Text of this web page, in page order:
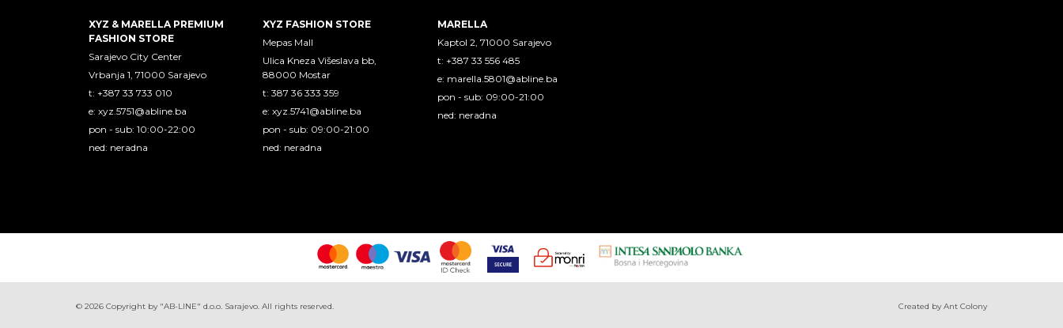
XYZ & MARELLA PREMIUM
FASHION STORE
Sarajevo City Center
Vrbanja 1, 71000 Sarajevo
t: +387 33 733 010
e: xyz.5751@abline.ba
pon - sub: 10:00-22:00
ned: neradna
XYZ FASHION STORE
Mepas Mall
Ulica Kneza Višeslava bb,
88000 Mostar
t: 387 36 333 359
e:xyz.5741@abline.ba
pon - sub: 09:00-21:00
ned: neradna
MARELLA
Kaptol 2, 71000 Sarajevo
t: +387 33 556 485
e: marella.5801@abline.ba
pon - sub: 09:00-21:00
ned: neradna
© 2026 Copyright by "AB-LINE" d.o.o. Sarajevo. All rights reserved. Created by Ant Colony